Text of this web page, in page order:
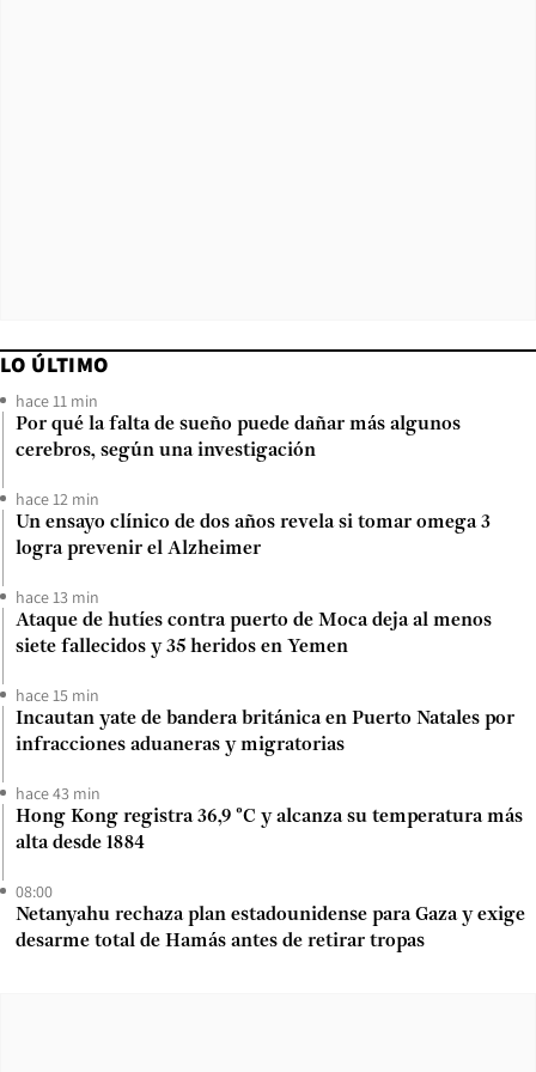
LO ÚLTIMO
hace 11 min
Por qué la falta de sueño puede dañar más algunos
cerebros, según una investigación
hace 12 min
Un ensayo clínico de dos años revela si tomar omega 3
logra prevenir el Alzheimer
hace 13 min
Ataque de hutíes contra puerto de Moca deja al menos
siete fallecidos y 35 heridos en Yemen
hace 15 min
Incautan yate de bandera británica en Puerto Natales por
infracciones aduaneras y migratorias
hace 43 min
Hong Kong registra 36,9 °C y alcanza su temperatura más
alta desde 1884
08:00
Netanyahu rechaza plan estadounidense para Gaza y exige
desarme total de Hamás antes de retirar tropas